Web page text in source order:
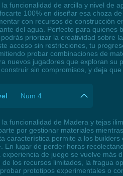
la funcionalidad de arcilla y nivel de
100% en diseñar esa choza
con recursos de construcción
del agua. Perfecto para quienes
priorizar la creatividad sobre
acceso sin restricciones, tu
probar combinaciones de
nuevos jugadores que exploran su
sin compromisos, y deja
Num 4
la funcionalidad de Madera y tejas
por gestionar materiales
característica permite a los
En lugar de perder horas
experiencia de juego se vuelve más
de los recursos limitados, la fragua
prototipos experimentales o